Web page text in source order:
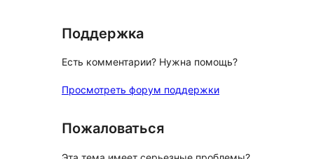
Поддержка
Есть комментарии? Нужна помощь?
Просмотреть форум поддержки
Пожаловаться